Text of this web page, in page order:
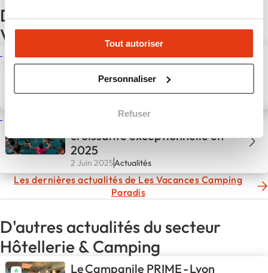
Tout autoriser
Personnaliser
Refuser
D'autres actualités du réseau Les
Vacances Camping Paradis
La tournée “Paradis des Stars
fédérateur dans les 85
Vacances Camping Paradis :
croissante exceptionnelle en
2025
2 Juin 2025Actualités
Les dernières actualités de Les Vacances Camping
Paradis
D'autres actualités du secteur
Hôtellerie & Camping
Le Campanile PRIME - Lyon